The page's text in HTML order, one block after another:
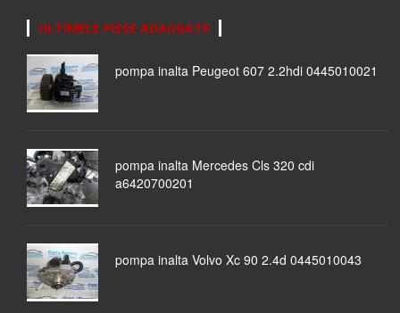
ULTIMELE PIESE ADAUGATE
pompa inalta Peugeot 607 2.2hdi 0445010021
pompa inalta Mercedes Cls 320 cdi
a6420700201
pompa inalta Volvo Xc 90 2.4d 0445010043